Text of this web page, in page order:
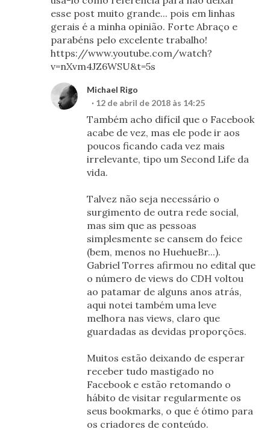
esse post muito grande... pois em linhas
gerais é a minha opinião. Forte Abraço e
parabéns pelo excelente trabalho!
https://www.youtube.com/watch?
v=nXvm4JZ6WSU&t=5s
Michael Rigo
12 de abril de 2018 às 14:25
Também acho difícil que o Facebook
acabe de vez, mas ele pode ir aos
poucos ficando cada vez mais
irrelevante, tipo um Second Life da
vida.
Talvez não seja necessário o
surgimento de outra rede social,
mas sim que as pessoas
simplesmente se cansem do feice
(bem, menos no HuehueBr...).
Gabriel Torres afirmou no edital que
o número de views do CDH voltou
ao patamar de alguns anos atrás,
aqui notei também uma leve
melhora nas views, claro que
guardadas as devidas proporções.
Muitos estão deixando de esperar
receber tudo mastigado no
Facebook e estão retomando o
hábito de visitar regularmente os
seus bookmarks, o que é ótimo para
os criadores de conteúdo.